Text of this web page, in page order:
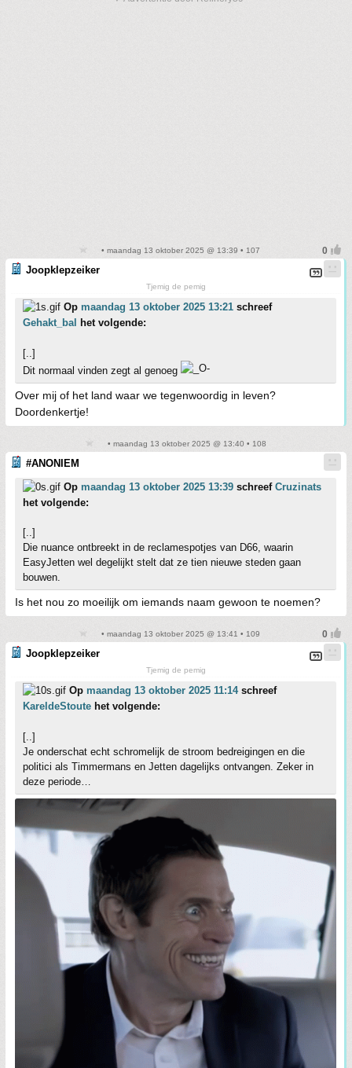
• maandag 13 oktober 2025 @ 13:39 • 107
Joopklepzeiker
Tjemig de pemig
Op maandag 13 oktober 2025 13:21 schreef
Gehakt_bal het volgende:
[..]
Dit normaal vinden zegt al genoeg
Over mij of het land waar we tegenwoordig in leven?
Doordenkertje!
• maandag 13 oktober 2025 @ 13:40 • 108
#ANONIEM
Op maandag 13 oktober 2025 13:39 schreef Cruzinats
het volgende:
[..]
Die nuance ontbreekt in de reclamespotjes van D66, waarin
EasyJetten wel degelijkt stelt dat ze tien nieuwe steden gaan
bouwen.
Is het nou zo moeilijk om iemands naam gewoon te noemen?
• maandag 13 oktober 2025 @ 13:41 • 109
Joopklepzeiker
Tjemig de pemig
Op maandag 13 oktober 2025 11:14schreef
KareldeStoute het volgende:
[..]
Je onderschat echt schromelijk de stroom bedreigingen en die
politici als Timmermans en Jetten dagelijks ontvangen. Zeker in
deze periode…